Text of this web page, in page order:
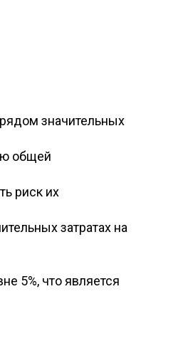
значительных
общей
риск их
затратах на
5%, что является